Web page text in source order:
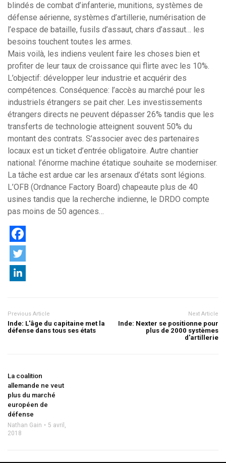
blindés de combat d’infanterie, munitions, systèmes de
défense aérienne, systèmes d’artillerie, numérisation de
l’espace de bataille, fusils d’assaut, chars d’assaut… les
besoins touchent toutes les armes.
Mais voilà, les indiens veulent faire les choses bien et
profiter de leur taux de croissance qui flirte avec les 10%.
L’objectif: développer leur industrie et acquérir des
compétences. Conséquence: l’accès au marché pour les
industriels étrangers se pait cher. Les investissements
étrangers directs ne peuvent dépasser 26% tandis que les
transferts de technologie atteignent souvent 50% du
montant des contrats. S’associer avec des partenaires
locaux est un ticket d’entrée obligatoire. Autre chantier
national: l’énorme machine étatique souhaite se moderniser.
La tâche est ardue car les arsenaux d’états sont légions.
L’OFB (Ordnance Factory Board) chapeaute plus de 40
usines tandis que la recherche indienne, le DRDO compte
pas moins de 50 agences…
Previous Article
Inde: L'âge du capitaine met la
défense dans tous ses états
Next Article
Inde: Nexter se positionne pour
plus de 2000 systèmes
d'artillerie
La coalition
allemande ne veut
plus du marché
européen de
défense
Nathan Gain
5 avril,
2018